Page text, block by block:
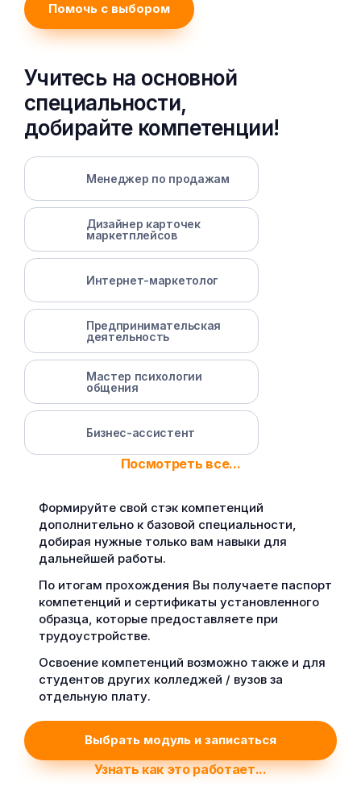
Помочь с выбором
Учитесь на основной
специальности,
добирайте компетенции!
Менеджер по продажам
Дизайнер карточек
маркетплейсов
Интернет-маркетолог
Предпринимательская
деятельность
Мастер психологии
общения
Бизнес-ассистент
Посмотреть все...
Формируйте свой стэк компетенций
дополнительно к базовой специальности,
добирая нужные только вам навыки для
дальнейшей работы.
По итогам прохождения Вы получаете паспорт
компетенций и сертификаты установленного
образца, которые предоставляете при
трудоустройстве.
Освоение компетенций возможно также и для
студентов других колледжей / вузов за
отдельную плату.
Выбрать модуль и записаться
Узнать как это работает...